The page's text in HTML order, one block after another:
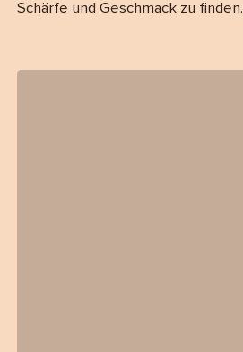
Schärfe und Geschmack zu finden.